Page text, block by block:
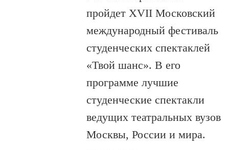
пройдет XVII Московский
международный фестиваль
студенческих спектаклей
«Твой шанс». В его
программе лучшие
студенческие спектакли
ведущих театральных вузов
Москвы, России и мира.